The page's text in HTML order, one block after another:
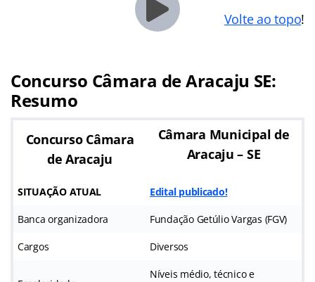
Volte ao topo!
Concurso Câmara de Aracaju SE:
Resumo
Concurso Câmara
de Aracaju
Câmara Municipal de
Aracaju – SE
SITUAÇÃO ATUAL Edital publicado!
Banca organizadora Fundação Getúlio Vargas (FGV)
Cargos Diversos
Níveis médio, técnico e